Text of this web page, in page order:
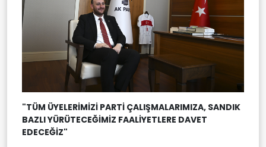
"TÜM ÜYELERİMİZİ PARTİ ÇALIŞMALARIMIZA, SANDIK
BAZLI YÜRÜTECEĞİMİZ FAALİYETLERE DAVET
EDECEĞİZ"